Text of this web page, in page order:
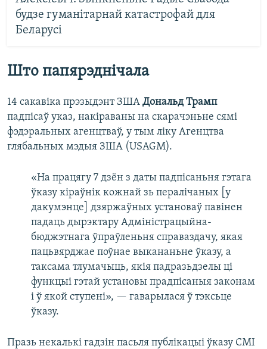
будзе гуманітарнай катастрофай для
Беларусі
Што папярэднічала
14 сакавіка прэзыдэнт ЗША Дональд Трамп
падпісаў указ, накіраваны на скарачэньне сямі
фэдэральных агенцтваў, у тым ліку Агенцтва
глябальных мэдыя ЗША (USAGM).
«На працягу 7 дзён з даты падпісаньня гэтага
ўказу кіраўнік кожнай зь пералічаных [у
дакумэнце] дзяржаўных установаў павінен
падаць дырэктару Адміністрацыйна-
бюджэтнага ўпраўленьня справаздачу, якая
пацьвярджае поўнае выкананьне ўказу, а
таксама тлумачыць, якія падразьдзелы ці
функцыі гэтай установы прадпісаныя законам
і ў якой ступені», — гаварылася ў тэксьце
ўказу.
Празь некалькі гадзін пасьля публікацыі ўказу СМІ